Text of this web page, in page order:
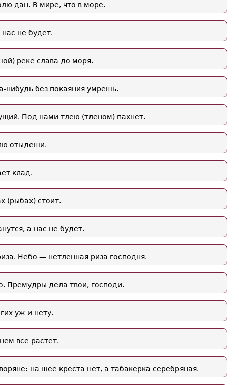
дан. В мире, что в море.
не будет.
реке слава до моря.
нибудь без покаяния умрешь.
Под нами тлею (тленом) пахнет.
отыдеши.
клад.
(рыбах) стоит.
а нас не будет.
Небо — нетленная риза господня.
Премудры дела твои, господи.
уж и нету.
все растет.
на шее креста нет, а табакерка серебряная.